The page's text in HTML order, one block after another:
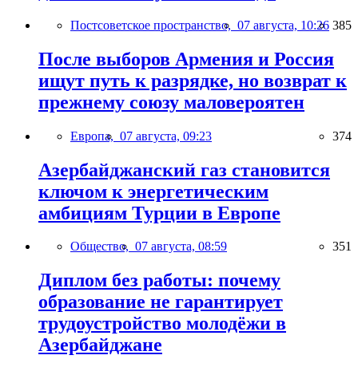
Постсоветское пространство, 07 августа, 10:26 385
После выборов Армения и Россия
ищут путь к разрядке, но возврат к
прежнему союзу маловероятен
Европа, 07 августа, 09:23 374
Азербайджанский газ становится
ключом к энергетическим
амбициям Турции в Европе
Общество, 07 августа, 08:59 351
Диплом без работы: почему
образование не гарантирует
трудоустройство молодёжи в
Азербайджане